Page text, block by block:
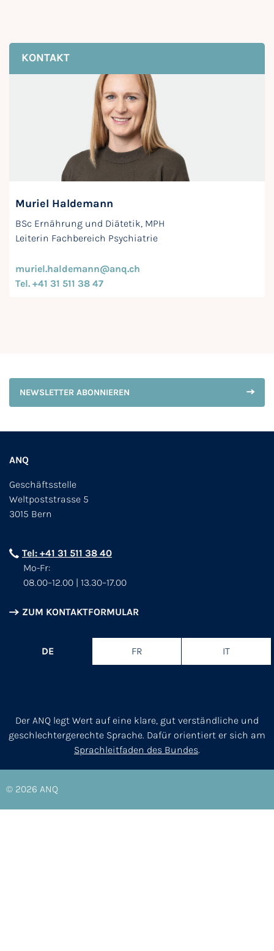
KONTAKT
Muriel Haldemann
BSc Ernährung und Diätetik, MPH
Leiterin Fachbereich Psychiatrie
muriel.haldemann@anq.ch
Tel. +41 31 511 38 47
NEWSLETTER ABONNIEREN
ANQ
Geschäftsstelle
Weltpoststrasse 5
3015 Bern
Tel: +41 31 511 38 40
Mo-Fr:
08.00–12.00 | 13.30–17.00
ZUM KONTAKTFORMULAR
DE FR IT
Der ANQ legt Wert auf eine klare, gut verständliche und
geschlechtergerechte Sprache. Dafür orientiert er sich am
Sprachleitfaden des Bundes.
© 2026 ANQ